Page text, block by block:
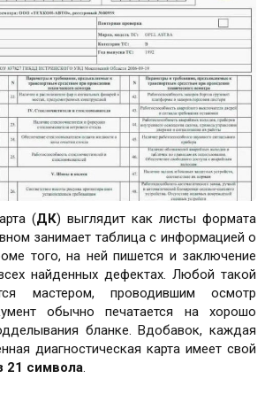
(ДК) выглядит как листы формата
занимает таблица с информацией о
того, на ней пишется и заключение
найденных дефектах. Любой такой
мастером, проводившим осмотр
обычно печатается на хорошо
бланке. Вдобавок, каждая
диагностическая карта имеет свой
21 символа.